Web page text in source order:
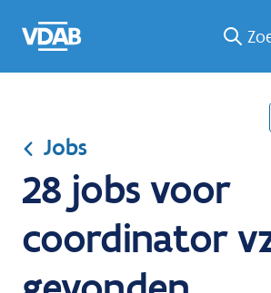
naar
een
een
job
naar
Jobs
28 jobs voor
coordinator